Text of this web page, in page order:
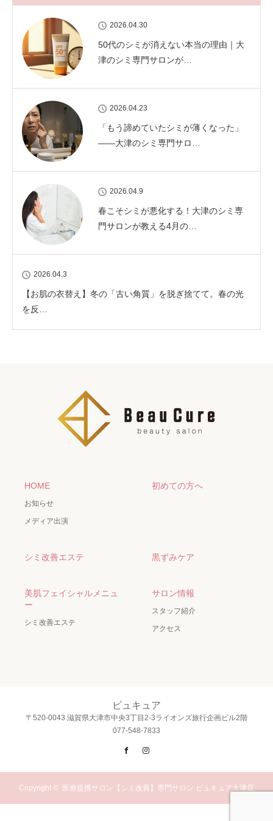
2026.04.30
50代のシミが消えない本当の理由｜大
津のシミ専門サロンが…
2026.04.23
「もう諦めていたシミが薄くなった」
——大津のシミ専門サロ…
2026.04.9
春こそシミが悪化する！大津のシミ専
門サロンが教える4月の…
2026.04.3
【お肌の衣替え】冬の「古い角質」を脱ぎ捨てて。春の光
を反…
HOME
お知らせ
メディア出演
初めての方へ
シミ改善エステ 黒ずみケア
美肌フェイシャルメニュ
ー
シミ改善エステ
サロン情報
スタッフ紹介
アクセス
ビュキュア
〒520-0043 滋賀県大津市中央3丁目2-3ライオンズ旅行企画ビル2階
077-548-7833
Facebook
Copyright © 医療提携サロン【シミ改善】専門サロン ビュキュア大津店